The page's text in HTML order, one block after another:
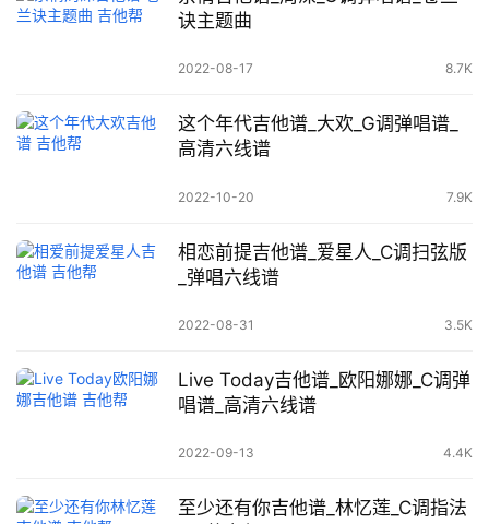
诀主题曲
2022-08-17 8.7K
这个年代吉他谱_大欢_G调弹唱谱_
高清六线谱
2022-10-20 7.9K
相恋前提吉他谱_爱星人_C调扫弦版
_弹唱六线谱
2022-08-31 3.5K
Live Today吉他谱_欧阳娜娜_C调弹
唱谱_高清六线谱
2022-09-13 4.4K
至少还有你吉他谱_林忆莲_C调指法